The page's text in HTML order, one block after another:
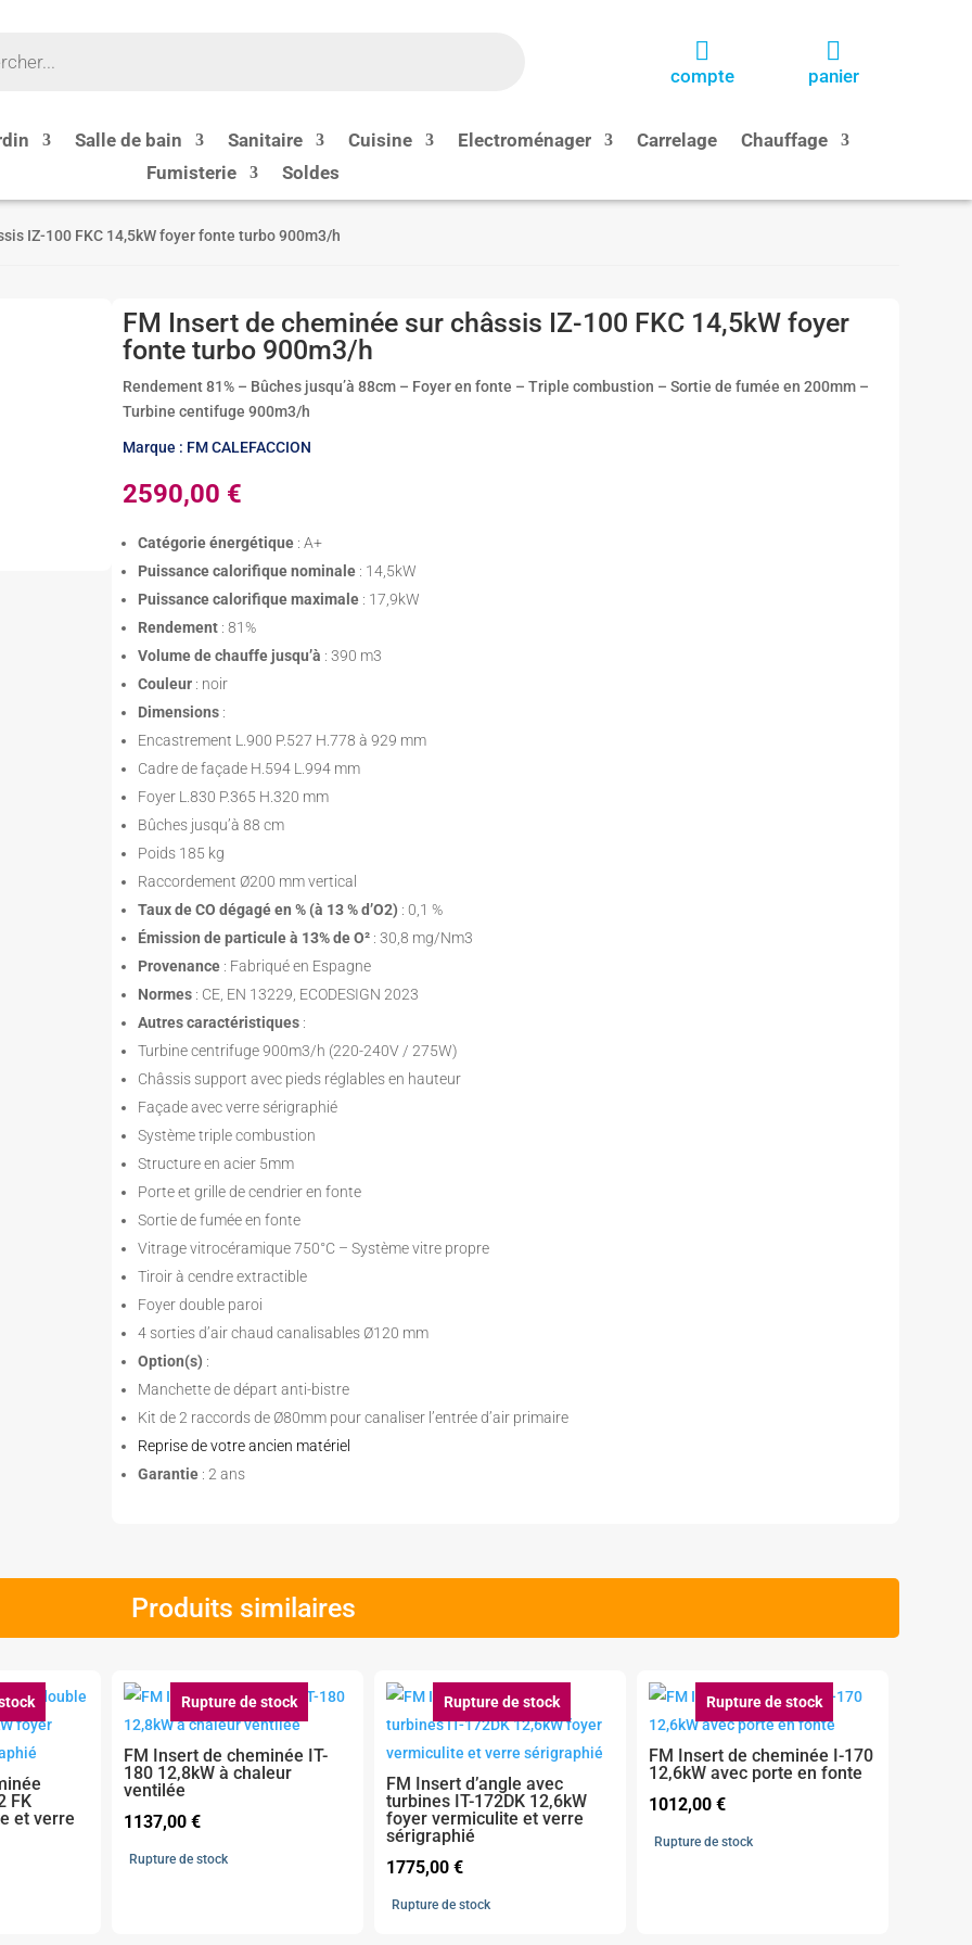

compte

panier
Salle de bain Sanitaire Cuisine Electroménager Carrelage
Chauffage
Fumisterie
Soldes
IZ-100 FKC 14,5kW foyer fonte turbo 900m3/h
FM Insert de cheminée sur châssis IZ-100 FKC 14,5kW foyer
fonte turbo 900m3/h
Rendement 81% – Bûches jusqu’à 88cm – Foyer en fonte – Triple combustion – Sortie de fumée en 200mm –
Turbine centifuge 900m3/h
Marque : FM CALEFACCION
2590,00 €
Catégorie énergétique : A+
Puissance calorifique nominale : 14,5kW
Puissance calorifique maximale : 17,9kW
Rendement : 81%
Volume de chauffe jusqu’à : 390 m3
Couleur : noir
Dimensions :
Encastrement L.900 P.527 H.778 à 929 mm
Cadre de façade H.594 L.994 mm
Foyer L.830 P.365 H.320 mm
Bûches jusqu’à 88 cm
Poids 185 kg
Raccordement Ø200 mm vertical
Taux de CO dégagé en % (à 13 % d’O2) : 0,1 %
Émission de particule à 13% de O² : 30,8 mg/Nm3
Provenance : Fabriqué en Espagne
Normes : CE, EN 13229, ECODESIGN 2023
Autres caractéristiques :
Turbine centrifuge 900m3/h (220-240V / 275W)
Châssis support avec pieds réglables en hauteur
Façade avec verre sérigraphié
Système triple combustion
Structure en acier 5mm
Porte et grille de cendrier en fonte
Sortie de fumée en fonte
Vitrage vitrocéramique 750°C – Système vitre propre
Tiroir à cendre extractible
Foyer double paroi
4 sorties d’air chaud canalisables Ø120 mm
Option(s) :
Manchette de départ anti-bistre
Kit de 2 raccords de Ø80mm pour canaliser l’entrée d’air primaire
Reprise de votre ancien matériel
Garantie : 2 ans
Produits similaires
FK
et verre
Rupture de stock
FM Insert de cheminée IT-
180 12,8kW à chaleur
ventilée
1137,00€
Rupture de stock
Rupture de stock
FM Insert d’angle avec
turbines IT-172DK 12,6kW
foyer vermiculite et verre
sérigraphié
1775,00 €
Rupture de stock
Rupture de stock
FM Insert de cheminée I-170
12,6kW avec porte en fonte
1012,00 €
Rupture de stock